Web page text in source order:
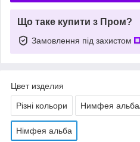
Що таке купити з Пром?
Замовлення під захистом
Цвет изделия
Різні кольори Нимфея
Німфея альба